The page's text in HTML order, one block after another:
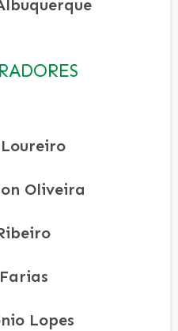
Oliveira
Lopes